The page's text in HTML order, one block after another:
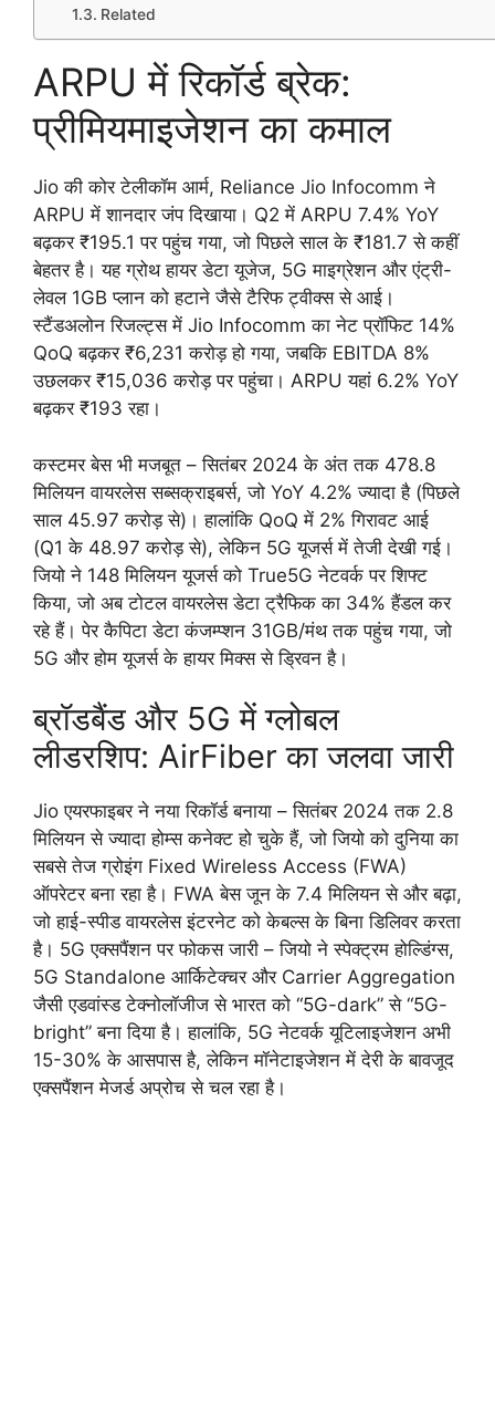
Related
ARPU में रिकॉर्ड ब्रेक:
प्रीमियमाइजेशन का कमाल
Jio की कोर टेलीकॉम आर्म, Reliance Jio Infocomm ने
ARPU में शानदार जंप दिखाया। Q2 में ARPU 7.4% YoY
बढ़कर ₹195.1 पर पहुंच गया, जो पिछले साल के ₹181.7 से कहीं
बेहतर है। यह ग्रोथ हायर डेटा यूजेज, 5G माइग्रेशन और एंट्री-
लेवल 1GB प्लान को हटाने जैसे टैरिफ ट्वीक्स से आई।
स्टैंडअलोन रिजल्ट्स में Jio Infocomm का नेट प्रॉफिट 14%
QoQ बढ़कर ₹6,231 करोड़ हो गया, जबकि EBITDA 8%
उछलकर ₹15,036 करोड़ पर पहुंचा। ARPU यहां 6.2% YoY
बढ़कर ₹193 रहा।
कस्टमर बेस भी मजबूत – सितंबर 2024 के अंत तक 478.8
मिलियन वायरलेस सब्सक्राइबर्स, जो YoY 4.2% ज्यादा है (पिछले
साल 45.97 करोड़ से)। हालांकि QoQ में 2% गिरावट आई
(Q1 के 48.97 करोड़ से), लेकिन 5G यूजर्स में तेजी देखी गई।
जियो ने 148 मिलियन यूजर्स को True5G नेटवर्क पर शिफ्ट
किया, जो अब टोटल वायरलेस डेटा ट्रैफिक का 34% हैंडल कर
रहे हैं। पेर कैपिटा डेटा कंजम्प्शन 31GB/मंथ तक पहुंच गया, जो
5G और होम यूजर्स के हायर मिक्स से ड्रिवन है।
ब्रॉडबैंड और 5G में ग्लोबल
लीडरशिप: AirFiber का जलवा जारी
Jio एयरफाइबर ने नया रिकॉर्ड बनाया – सितंबर 2024 तक 2.8
मिलियन से ज्यादा होम्स कनेक्ट हो चुके हैं, जो जियो को दुनिया का
सबसे तेज ग्रोइंग Fixed Wireless Access (FWA)
ऑपरेटर बना रहा है। FWA बेस जून के 7.4 मिलियन से और बढ़ा,
जो हाई-स्पीड वायरलेस इंटरनेट को केबल्स के बिना डिलिवर करता
है। 5G एक्सपैंशन पर फोकस जारी – जियो ने स्पेक्ट्रम होल्डिंग्स,
5G Standalone आर्किटेक्चर और Carrier Aggregation
जैसी एडवांस्ड टेक्नोलॉजीज से भारत को “5G-dark” से “5G-
bright” बना दिया है। हालांकि, 5G नेटवर्क यूटिलाइजेशन अभी
15-30% के आसपास है, लेकिन मॉनेटाइजेशन में देरी के बावजूद
एक्सपैंशन मेजर्ड अप्रोच से चल रहा है।